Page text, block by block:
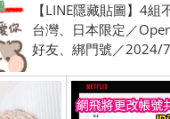
【LINE隱藏貼圖】4組
台灣、日本限定／
好友、綁門號／2024/